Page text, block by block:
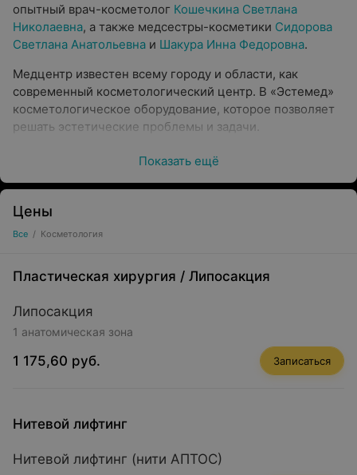
опытный врач-косметолог Кошечкина Светлана
Николаевна, а также медсестры-косметики Сидорова
Светлана Анатольевна и Шакура Инна Федоровна.
Медцентр известен всему городу и области, как
современный косметологический центр. В «Эстемед»
косметологическое оборудование, которое позволяет
решать эстетические проблемы и задачи.
Врачи-косметологи проводят такие
процедуры как:
Лазерная эпиляция
Плазмотерапия
увеличение губ, диспорт, нейронокс,
бирепарация)
Показать ещё
Цены
Все / Косметология
Пластическая хирургия / Липосакция
Липосакция
1 анатомическая зона
1 175,60 руб. Записаться
Нитевой лифтинг
Нитевой лифтинг (нити АПТОС)